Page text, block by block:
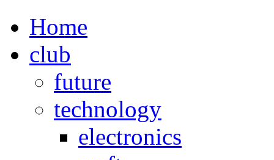
Home
club
future
technology
electronics